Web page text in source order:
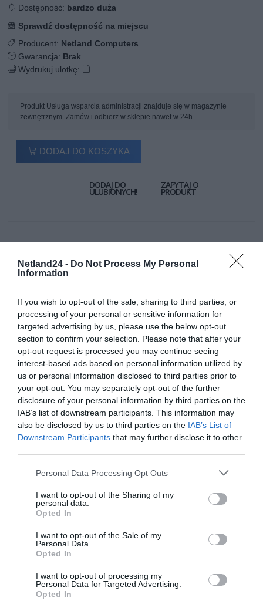
Netland24 - Do Not Process My Personal
Information
If you wish to opt-out of the sale, sharing to third parties, or
processing of your personal or sensitive information for
targeted advertising by us, please use the below opt-out
section to confirm your selection. Please note that after your
opt-out request is processed you may continue seeing
interest-based ads based on personal information utilized by
us or personal information disclosed to third parties prior to
your opt-out. You may separately opt-out of the further
disclosure of your personal information by third parties on the
IAB’s list of downstream participants. This information may
also be disclosed by us to third parties on the IAB’s List of
Downstream Participants that may further disclose it to other
Personal Data Processing Opt Outs
I want to opt-out of the Sharing of my
personal data.
Opted In
I want to opt-out of the Sale of my
Personal Data.
Opted In
I want to opt-out of processing my
Personal Data for Targeted Advertising.
Opted In
Dostępność: bardzo duża
Sprawdź dostępność na miejscu
Producent: Netland Computers
Gwarancja: Brak
Wydrukuj ulotkę:
Produkt Usługa wsparcia administracji znajduje się w magazynie
zewnętrznym. Zamów i odbierz w sklepie nawet w 24h.
DODAJ DO KOSZYKA
DODAJ DO
ULUBIONYCH!
ZAPYTAJ O
PRODUKT
Rozwiazywanie problemów administrowania tenantem, problemy
usług
Pomoc w monitorowaniu i analizowaniu raportów (statystyki, logi)
Deklarowana waga jest wagą minimalną i może różnić się w zależności od
konfiguracji oraz zmian występujących w procesie produkcyjnym.
INFORMACJE HANDLOWE
Kod producenta M365-ADMIN
producenta
Telefon: 62 741 22 58
E-mail: doradca@netland24.pl
odpowiedzialny
Telefon: 62 741 22 58
techniczna